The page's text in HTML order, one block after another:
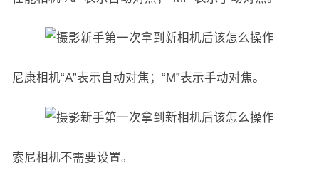
尼康相机“A”表示自动对焦；“M”表示手动对焦。
索尼相机不需要设置。